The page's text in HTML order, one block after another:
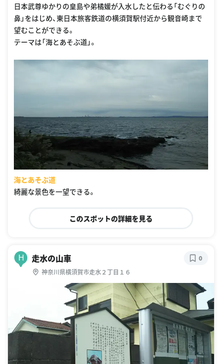
日本武尊ゆかりの皇島や弟橘媛が入水したと伝わる「むぐりの
鼻」をはじめ、東日本旅客鉄道の横須賀駅付近から観音崎まで
望むことができる。
テーマは「海とあそぶ道」。
海とあそぶ道
綺麗な景色を一望できる。
このスポットの詳細を見る
H 走水の山車
神奈川県横須賀市走水２丁目１６
0